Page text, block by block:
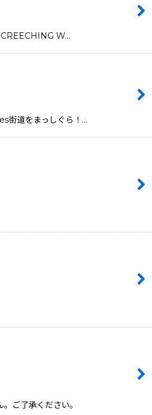
W…
街道をまっしぐら！…
ご了承ください。